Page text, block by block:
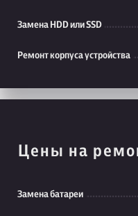
Замена HDD или SSD
Ремонт корпуса устройства
Цены на
Замена батареи